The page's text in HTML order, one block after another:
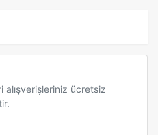
alışverişleriniz ücretsiz